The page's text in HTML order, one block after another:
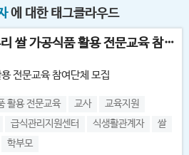
에 대한 태그클라우드
[접수마감] 2026년 우리 쌀 가공식품 활용 전문교육 참여단체 모집 공...
전문교육 참여단체 모집
활용 전문교육 교사
교육지원
급식관리지원센터 식생활관계자
쌀
학부모